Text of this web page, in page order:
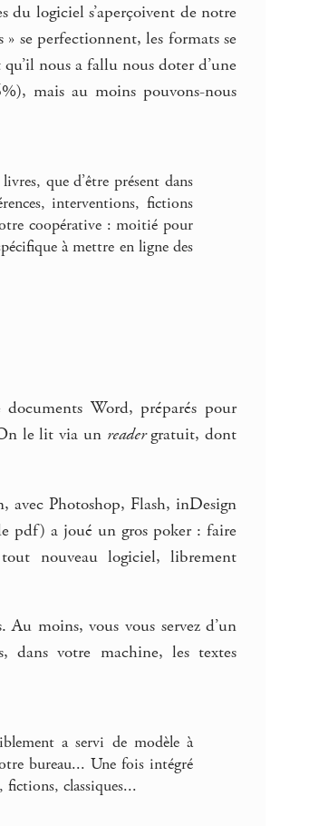
du logiciel s’aperçoivent de notre
se perfectionnent, les formats se
nous a fallu nous doter d’une
mais au moins pouvons-nous
que d’être présent dans
interventions, fictions
coopérative : moitié pour
à mettre en ligne des
Word, préparés pour
le lit via un readergratuit, dont
Photoshop, Flash, inDesign
pdf) a joué un gros poker : faire
nouveau logiciel, librement
Au moins, vous vous servez d’un
dans votre machine, les textes
a servi de modèle à
bureau... Une fois intégré
fictions, classiques...